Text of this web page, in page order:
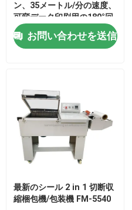
ン、35メートル/分の速度、
可変データ印刷用の180°回
転スプレーヘッド
お問い合わせを送信
最新のシール 2 in 1 切断収
縮梱包機/包装機 FM-5540